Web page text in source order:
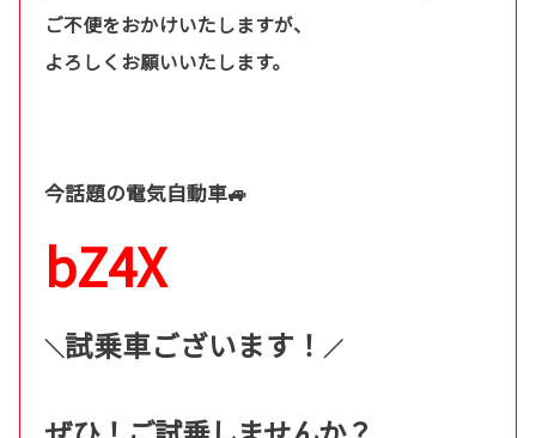
ご不便をおかけいたしますが、
よろしくお願いいたします。
今話題の電気自動車🚙
bZ4X
＼試乗車ございます！ ／